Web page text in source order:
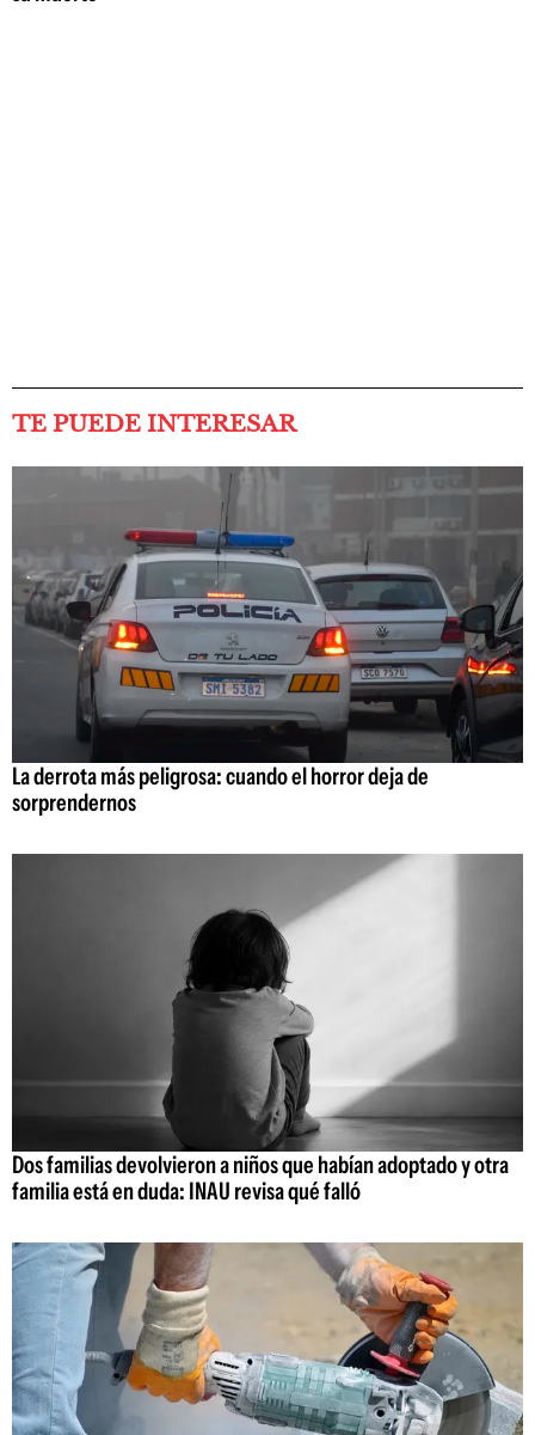
TE PUEDE INTERESAR
La derrota más peligrosa: cuando el horror deja de
sorprendernos
Dos familias devolvieron a niños que habían adoptado y otra
familia está en duda: INAU revisa qué falló